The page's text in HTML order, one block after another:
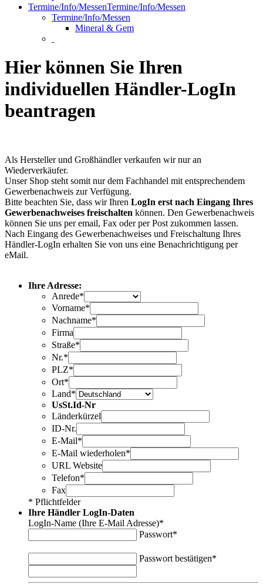
Termine/Info/MessenTermine/Info/Messen
Termine/Info/Messen
Mineral & Gem
Hier können Sie Ihren
individuellen Händler-LogIn
beantragen
Als Hersteller und Großhändler verkaufen wir nur an
Wiederverkäufer.
Unser Shop steht somit nur dem Fachhandel mit entsprechendem
Gewerbenachweis zur Verfügung.
Bitte beachten Sie, dass wir Ihren LogIn erst nach Eingang Ihres
Gewerbenachweises freischalten können. Den Gewerbenachweis
können Sie uns per email, Fax oder per Post zukommen lassen.
Nach Eingang des Gewerbenachweises und Freischaltung Ihres
Händler-LogIn erhalten Sie von uns eine Benachrichtigung per
eMail.
Ihre Adresse:
Anrede*
Vorname*
Nachname*
Firma
Straße*
Nr.*
PLZ*
Ort*
Land*
UsSt.Id-Nr
Länderkürzel
ID-Nr.
E-Mail*
E-Mail wiederholen*
URL Website
Telefon*
Fax
* Pflichtfelder
Ihre Händler LogIn-Daten
LogIn-Name (Ihre E-Mail Adresse)*
Passwort*
Passwort bestätigen*